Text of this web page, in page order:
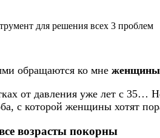
для решения всех 3 проблем
обращаются ко мне женщины
от давления уже лет с 35…
с которой женщины хотят
возрасты покорны